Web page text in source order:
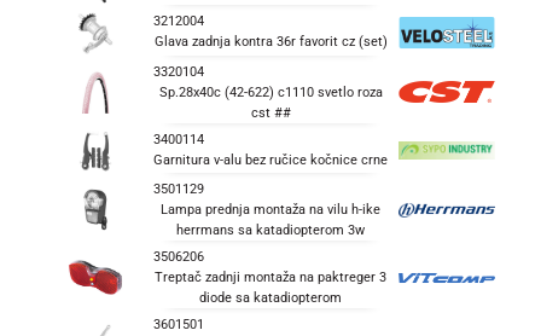
3212004
Glava zadnja kontra 36r favorit cz (set)
3320104
Sp.28x40c (42-622) c1110 svetlo roza
cst ##
3400114
Garnitura v-alu bez ručice kočnice crne
3501129
Lampa prednja montaža na vilu h-ike
herrmans sa katadiopterom 3w
3506206
Treptač zadnji montaža na paktreger 3
diode sa katadiopterom
3601501